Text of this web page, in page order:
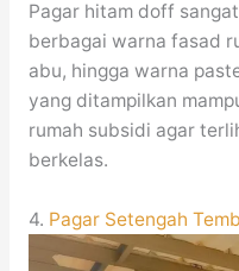
Pagar hitam doff
berbagai warna fasad
abu, hingga warna
yang ditampilkan
rumah subsidi agar
berkelas.
4. Pagar Setengah